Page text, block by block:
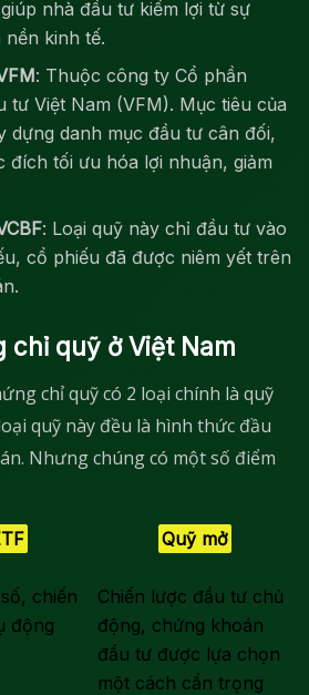
nhà đầu tư kiếm lợi từ sự
kinh tế.
: Thuộc công ty Cổ phần
tư Việt Nam (VFM). Mục tiêu của
dựng danh mục đầu tư cân đối,
đích tối ưu hóa lợi nhuận, giảm
: Loại quỹ này chỉ đầu tư vào
cổ phiếu đã được niêm yết trên
chỉ quỹ ở Việt Nam
chỉ quỹ có 2 loại chính là quỹ
quỹ này đều là hình thức đầu
Nhưng chúng có một số điểm
Quỹ mở
chiến
động
Chiến lược đầu tư chủ
động, chứng khoán
đầu tư được lựa chọn
một cách cẩn trọng